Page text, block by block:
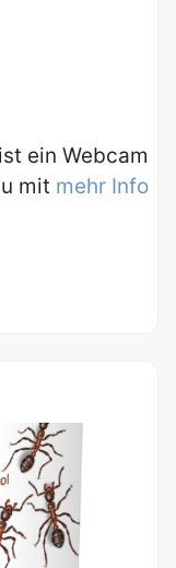
ein Webcam
mit mehr Info